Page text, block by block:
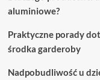
aluminiowe?
Praktyczne porady
środka garderoby
Nadpobudliwość u